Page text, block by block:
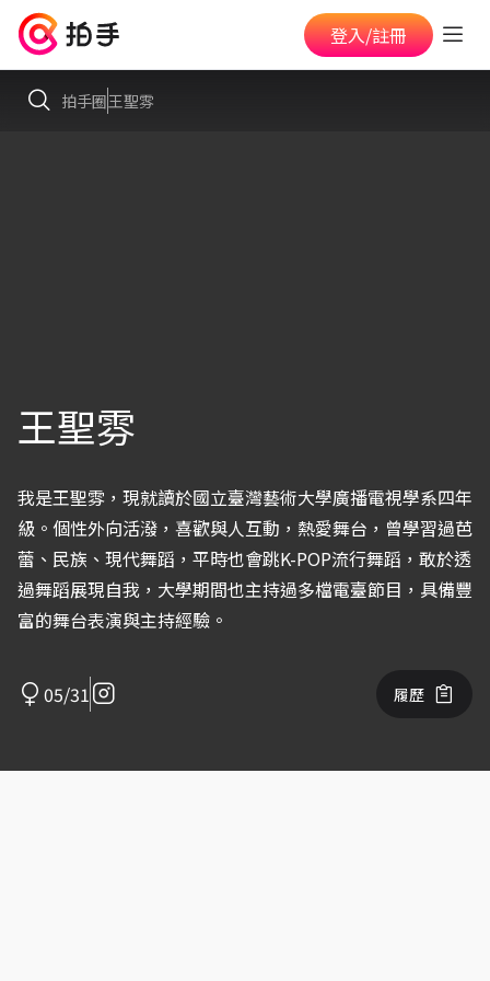
登入/註冊
拍手圈王聖雰
王聖雰
我是王聖雰，現就讀於國立臺灣藝術大學廣播電視學系四年
級。個性外向活潑，喜歡與人互動，熱愛舞台，曾學習過芭
蕾、民族、現代舞蹈，平時也會跳K-POP流行舞蹈，敢於透
過舞蹈展現自我，大學期間也主持過多檔電臺節目，具備豐
富的舞台表演與主持經驗。
05/31 履歷